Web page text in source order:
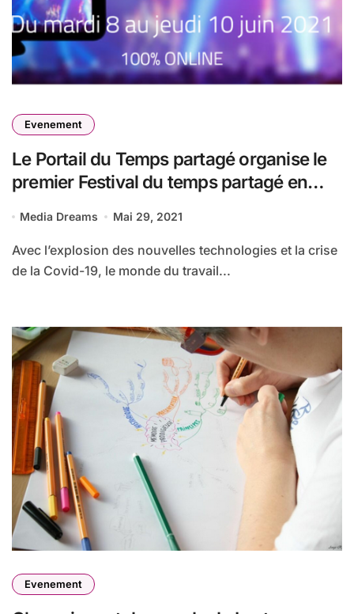
Evenement
Le Portail du Temps partagé organise le
premier Festival du temps partagé en
Media Dreams Mai 29, 2021
Avec l’explosion des nouvelles technologies et la crise
de la Covid-19, le monde du travail...
Evenement